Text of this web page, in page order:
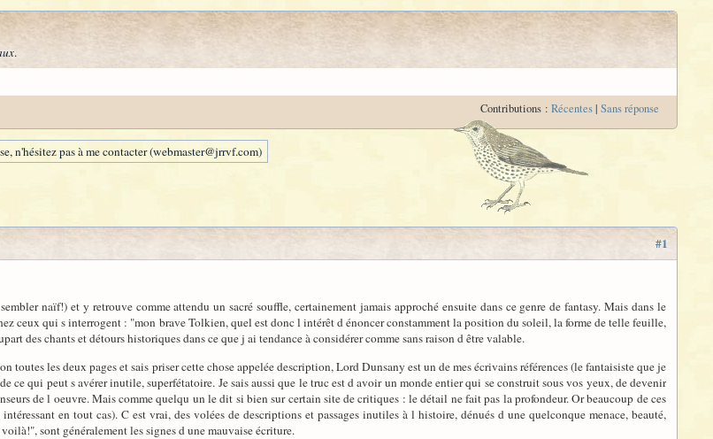
.
Contributions : Récentes| Sans réponse
n'hésitez pas à me contacter (webmaster@jrrvf.com)
#1
naïf!) et y retrouve comme attendu un sacré souffle, certainement jamais approché ensuite dans ce genre de fantasy. Mais dans le
ceux qui s interrogent : "mon brave Tolkien, quel est donc l intérêt d énoncer constamment la position du soleil, la forme de telle feuille,
des chants et détours historiques dans ce que j ai tendance à considérer comme sans raison d être valable.
toutes les deux pages et sais priser cette chose appelée description, Lord Dunsany est un de mes écrivains références (le fantaisiste que je
ce qui peut s avérer inutile, superfétatoire. Je sais aussi que le truc est d avoir un monde entier qui se construit sous vos yeux, de devenir
de l oeuvre. Mais comme quelqu un le dit si bien sur certain site de critiques : le détail ne fait pas la profondeur. Or beaucoup de ces
en tout cas). C est vrai, des volées de descriptions et passages inutiles à l histoire, dénués d une quelconque menace, beauté,
sont généralement les signes d une mauvaise écriture.